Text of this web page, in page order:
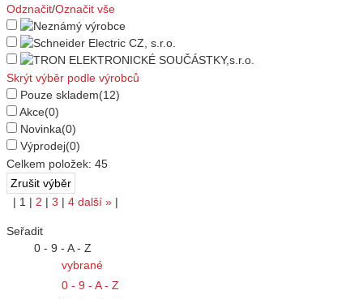
Odznačit/Označit vše
Skrýt výběr podle výrobců
Pouze skladem(12)
Akce(0)
Novinka(0)
Výprodej(0)
Celkem položek: 45
| 1 | 2 | 3 | 4 další » |
Seřadit
0 - 9 - A - Z
vybrané
0 - 9 - A - Z